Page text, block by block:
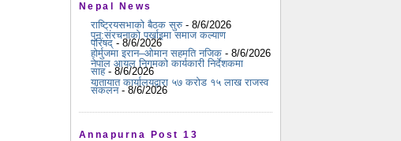
Nepal News
राष्ट्रियसभाको बैठक सुरु- 8/6/2026
पुन:संरचनाको पर्खाइमा समाज कल्याण
परिषद् - 8/6/2026
होर्मुजमा इरान–ओमान सहमति नजिक - 8/6/2026
नेपाल आयल निगमको कार्यकारी निर्देशकमा
साह- 8/6/2026
यातायात कार्यालयद्वारा ५७ करोड १५ लाख राजस्व
संकलन- 8/6/2026
Annapurna Post 13